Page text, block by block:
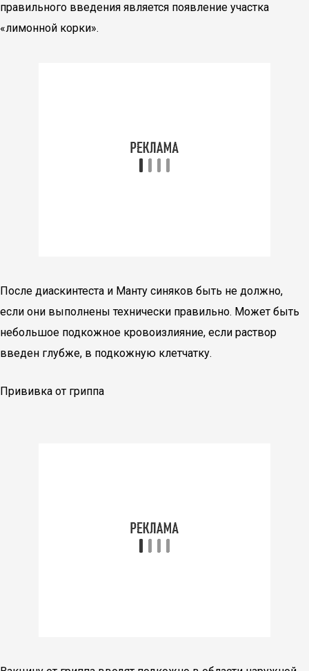
правильного введения является появление участка
«лимонной корки».
После диаскинтеста и Манту синяков быть не должно,
если они выполнены технически правильно. Может быть
небольшое подкожное кровоизлияние, если раствор
введен глубже, в подкожную клетчатку.
Прививка от гриппа